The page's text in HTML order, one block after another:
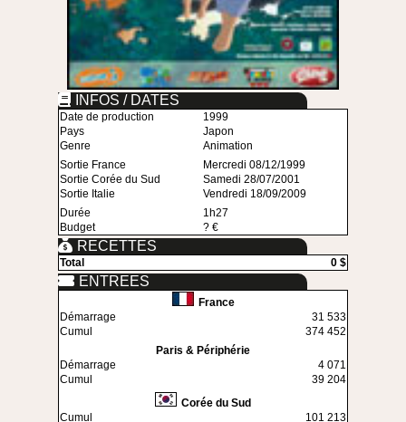
INFOS / DATES
Date de production
1999
Pays
Japon
Genre
Animation
Sortie France
Mercredi 08/12/1999
Sortie Corée du Sud
Samedi 28/07/2001
Sortie Italie
Vendredi 18/09/2009
Durée
1h27
Budget
? €
RECETTES
Total 0 $
ENTREES
France
Démarrage
31 533
Cumul
374 452
Paris & Périphérie
Démarrage
4 071
Cumul
39 204
Corée du Sud
Cumul
101 213